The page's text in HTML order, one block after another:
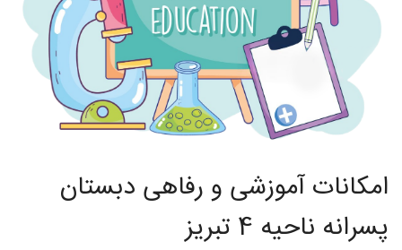
امکانات آموزشی و رفاهی دبستان
پسرانه ناحیه 4 تبریز